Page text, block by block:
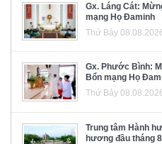
Gx. Láng Cát:
mạng Họ Đaminh
Thứ Bảy
Gx. Phước Bình:
Bổn mạng Họ
Thứ Bảy
Trung tâm Hành
hương đầu tháng